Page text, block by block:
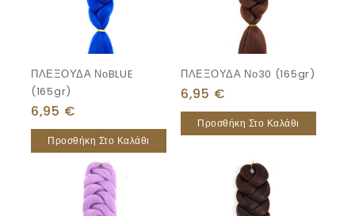
ΠΛΕΞΟΥΔΑ ΝοBLUE
(165gr)
6,95 €
Προσθήκη Στο Καλάθι
ΠΛΕΞΟΥΔΑ Νο30 (165gr)
6,95 €
Προσθήκη Στο Καλάθι